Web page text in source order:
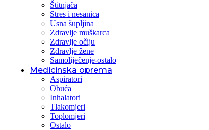
Štitnjača
Stres i nesanica
Usna šupljina
Zdravlje muškarca
Zdravlje očiju
Zdravlje žene
Samoliječenje-ostalo
Medicinska oprema
Aspiratori
Obuća
Inhalatori
Tlakomjeri
Toplomjeri
Ostalo